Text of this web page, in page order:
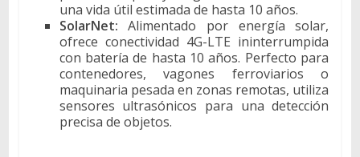
una vida útil estimada de hasta 10 años.
SolarNet: Alimentado por energía solar,
ofrece conectividad 4G-LTE ininterrumpida
con batería de hasta 10 años. Perfecto para
contenedores, vagones ferroviarios o
maquinaria pesada en zonas remotas, utiliza
sensores ultrasónicos para una detección
precisa de objetos.